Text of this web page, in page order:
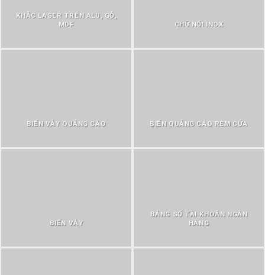
KHẮC LASER TRÊN ALU, GỖ,
MDF
CHỮ NỔI INOX
BIỂN VẪY QUẢNG CÁO BIỂN QUẢNG CÁO RÈM CỬA
BIỂN VẪY
BẢNG SỐ TÀI KHOẢN NGÂN
HÀNG